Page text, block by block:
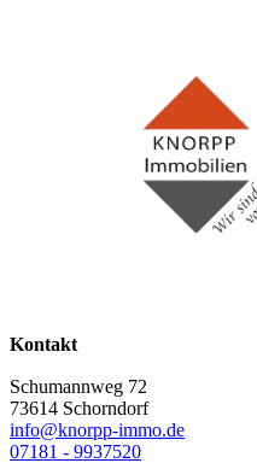
Kontakt
Schumannweg 72
73614 Schorndorf
info@knorpp-immo.de
07181 - 9937520